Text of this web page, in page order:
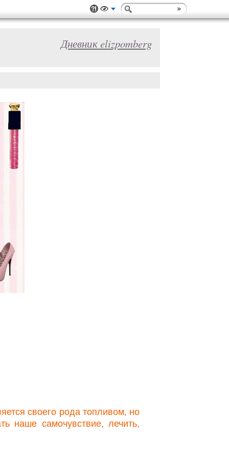
Дневник elizpomberg
своего рода топливом, но
наше самочувствие, лечить,